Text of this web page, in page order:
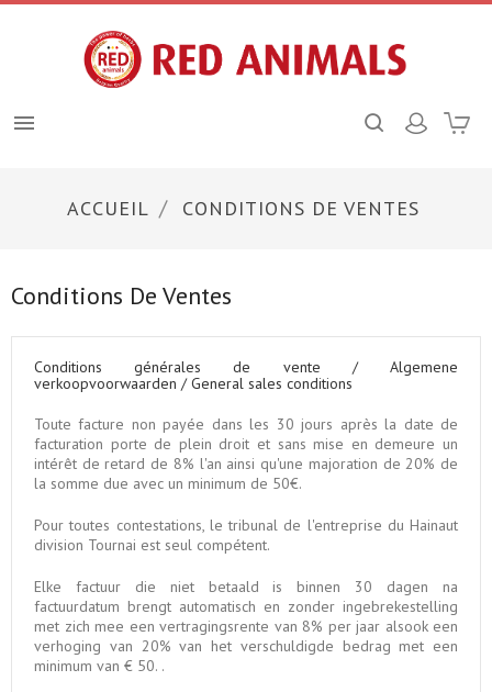

ACCUEIL CONDITIONS DE VENTES
Conditions De Ventes
Conditions générales de vente / Algemene
verkoopvoorwaarden / General sales conditions
Toute facture non payée dans les 30 jours après la date de
facturation porte de plein droit et sans mise en demeure un
intérêt de retard de 8% l'an ainsi qu'une majoration de 20% de
la somme due avec un minimum de 50€.
Pour toutes contestations, le tribunal de l'entreprise du Hainaut
division Tournai est seul compétent.
Elke factuur die niet betaald is binnen 30 dagen na
factuurdatum brengt automatisch en zonder ingebrekestelling
met zich mee een vertragingsrente van 8% per jaar alsook een
verhoging van 20% van het verschuldigde bedrag met een
minimum van € 50. .